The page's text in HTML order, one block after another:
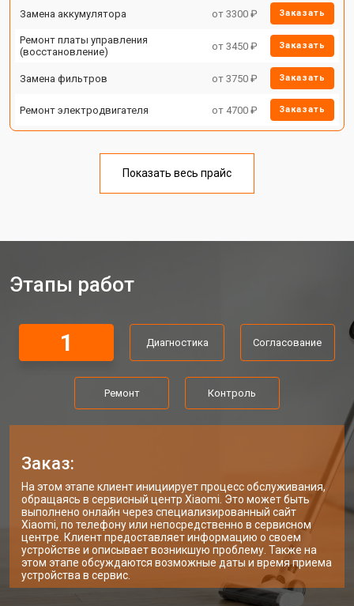
Замена аккумулятора от 3300 ₽ Заказать
Ремонт платы управления
(восстановление)
от 3450 ₽ Заказать
Замена фильтров от 3750 ₽ Заказать
Ремонт электродвигателя от 4700 ₽ Заказать
Показать весь прайс
Этапы работ
1 Диагностика Согласование
Ремонт Контроль
Заказ:
На этом этапе клиент инициирует процесс обслуживания,
обращаясь в сервисный центр Xiaomi. Это может быть
выполнено онлайн через специализированный сайт
Xiaomi, по телефону или непосредственно в сервисном
центре. Клиент предоставляет информацию о своем
устройстве и описывает возникшую проблему. Также на
этом этапе обсуждаются возможные даты и время приема
устройства в сервис.